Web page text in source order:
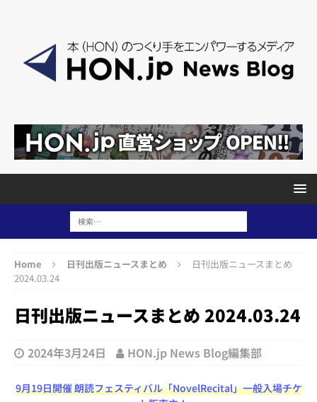
Home 日刊出版ニュースまとめ
日刊出版ニュースまとめ
2024.03.24
日刊出版ニュースまとめ 2024.03.24
2024年3月24日 HON.jp News Blog編集部
9月19日開催 朗読フェスティバル「NovelRecital」一般入場チケ